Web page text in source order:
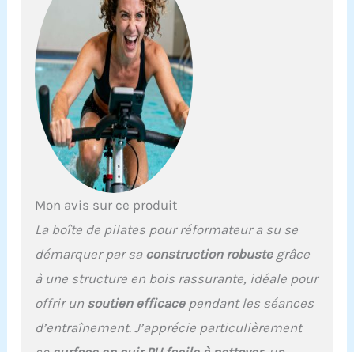
un positionnement
personnalisé pour
s'adapter à différents
types de corps et
routines d'exercice.
Surface antidérapante :
offre une prise en main
sûre, empêchant les
glissements et les
chutes pendant les
portable et peu
encombrant pour un
rangement pratique.
Mon avis sur ce produit
La boîte de pilates pour réformateur a su se
démarquer par sa construction robustegrâce
à une structure en bois rassurante, idéale pour
offrir un soutien efficacependant les séances
d’entraînement. J’apprécie particulièrement